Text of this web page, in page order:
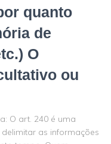
quanto
de
O
ou
O art. 240 é uma
as informações